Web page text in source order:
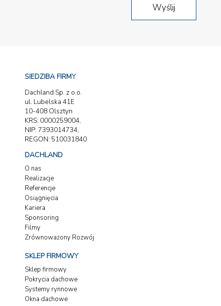
SIEDZIBA FIRMY
Dachland Sp. z o.o.
ul. Lubelska 41E
10-408 Olsztyn
KRS: 0000259004,
NIP: 7393014734,
REGON: 510031840
DACHLAND
O nas
Realizacje
Referencje
Osiągnięcia
Kariera
Sponsoring
Filmy
Zrównoważony Rozwój
SKLEP FIRMOWY
Sklep firmowy
Pokrycia dachowe
Systemy rynnowe
Okna dachowe